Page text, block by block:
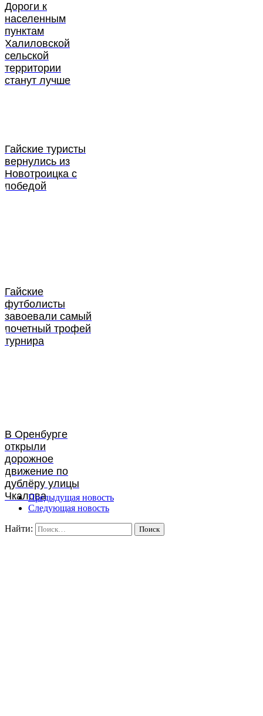
Дороги к
населенным
пунктам
Халиловской
сельской
территории
станут лучше
Гайские туристы
вернулись из
Новотроицка с
победой
Гайские
футболисты
завоевали самый
почетный трофей
турнира
В Оренбурге
открыли
дорожное
движение по
дублёру улицы
ЧкаловаПредыдущая новость
Следующая новость
Найти: